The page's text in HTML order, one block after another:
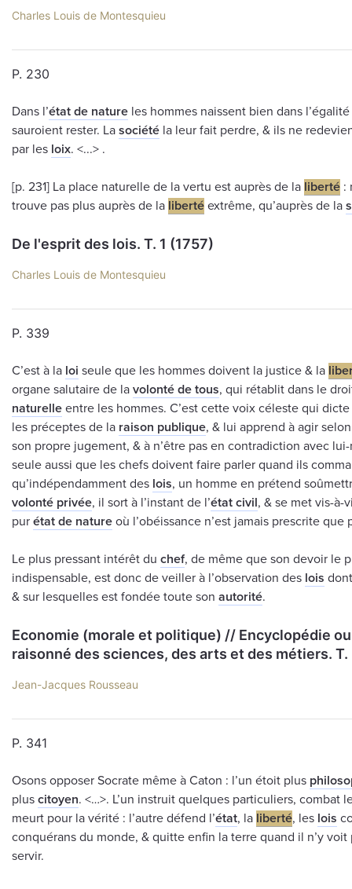
Charles Louis de Montesquieu
P. 230
Dans l’état de nature les hommes naissent bien dans l’égalité
sauroient rester. La société la leur fait perdre, & ils ne
par les loix. <...> .
[p. 231] La place naturelle de la vertu est auprès de la liberté :
trouve pas plus auprès de la liberté extrême, qu’auprès de la
De l'esprit des lois. T. 1 (1757)
Charles Louis de Montesquieu
P. 339
C’est à la loi seule que les hommes doivent la justice & la
organe salutaire de la volonté de tous, qui rétablit dans le
naturelle entre les hommes. C’est cette voix céleste qui
les préceptes de la raison publique, & lui apprend à agir
son propre jugement, & à n’être pas en contradiction avec
seule aussi que les chefs doivent faire parler quand ils
qu’indépendamment des lois, un homme en prétend
volonté privée, il sort à l’instant de l’état civil, & se met vis-à-
pur état de nature où l’obéissance n’est jamais prescrite que
Le plus pressant intérêt du chef, de même que son devoir le
indispensable, est donc de veiller à l’observation des lois
& sur lesquelles est fondée toute son autorité.
Economie (morale et politique) // Encyclopédie
raisonné des sciences, des arts et des métiers. Т.
Jean-Jacques Rousseau
P. 341
Osons opposer Socrate même à Caton : l’un étoit plus
plus citoyen. <…>. L’un instruit quelques particuliers, combat
meurt pour la vérité : l’autre défend l’état, la liberté, les lois
conquérans du monde, & quitte enfin la terre quand il n’y
servir.